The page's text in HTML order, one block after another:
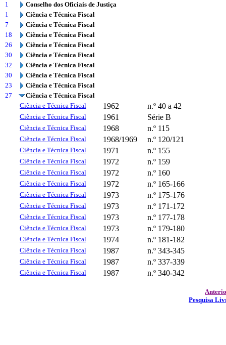
1
Conselho dos Oficiais de Justiça
1
Ciência e Técnica Fiscal
7
Ciência e Técnica Fiscal
18
Ciência e Técnica Fiscal
26
Ciência e Técnica Fiscal
30
Ciência e Técnica Fiscal
32
Ciência e Técnica Fiscal
30
Ciência e Técnica Fiscal
23
Ciência e Técnica Fiscal
27
Ciência e Técnica Fiscal
Ciência e Técnica Fiscal
1962 n.º 40 a 42
Ciência e Técnica Fiscal 1961 Série B
Ciência e Técnica Fiscal 1968 n.º 115
Ciência e Técnica Fiscal 1968/1969 n.º 120/121
Ciência e Técnica Fiscal 1971 n.º 155
Ciência e Técnica Fiscal 1972 n.º 159
Ciência e Técnica Fiscal 1972 n.º 160
Ciência e Técnica Fiscal 1972 n.º 165-166
Ciência e Técnica Fiscal 1973 n.º 175-176
Ciência e Técnica Fiscal 1973 n.º 171-172
Ciência e Técnica Fiscal 1973 n.º 177-178
Ciência e Técnica Fiscal 1973 n.º 179-180
Ciência e Técnica Fiscal 1974 n.º 181-182
Ciência e Técnica Fiscal 1987 n.º 343-345
Ciência e Técnica Fiscal 1987 n.º 337-339
Ciência e Técnica Fiscal 1987 n.º 340-342
Pesquisa